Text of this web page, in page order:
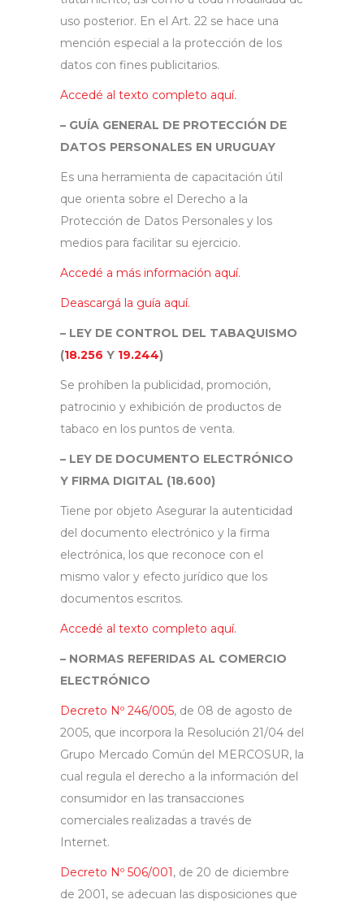
uso posterior. En el Art. 22 se hace una
mención especial a la protección de los
datos con fines publicitarios.
Accedé al texto completo aquí.
– GUÍA GENERAL DE PROTECCIÓN DE
DATOS PERSONALES EN URUGUAY
Es una herramienta de capacitación útil
que orienta sobre el Derecho a la
Protección de Datos Personales y los
medios para facilitar su ejercicio.
Accedé a más información aquí.
Deascargá la guía aquí.
– LEY DE CONTROL DEL TABAQUISMO
(18.256 Y 19.244)
Se prohíben la publicidad, promoción,
patrocinio y exhibición de productos de
tabaco en los puntos de venta.
– LEY DE DOCUMENTO ELECTRÓNICO
Y FIRMA DIGITAL (18.600)
Tiene por objeto Asegurar la autenticidad
del documento electrónico y la firma
electrónica, los que reconoce con el
mismo valor y efecto jurídico que los
documentos escritos.
Accedé al texto completo aquí.
– NORMAS REFERIDAS AL COMERCIO
ELECTRÓNICO
Decreto Nº 246/005, de 08 de agosto de
2005, que incorpora la Resolución 21/04 del
Grupo Mercado Común del MERCOSUR, la
cual regula el derecho a la información del
consumidor en las transacciones
comerciales realizadas a través de
Internet.
Decreto Nº 506/001, de 20 de diciembre
de 2001, se adecuan las disposiciones que